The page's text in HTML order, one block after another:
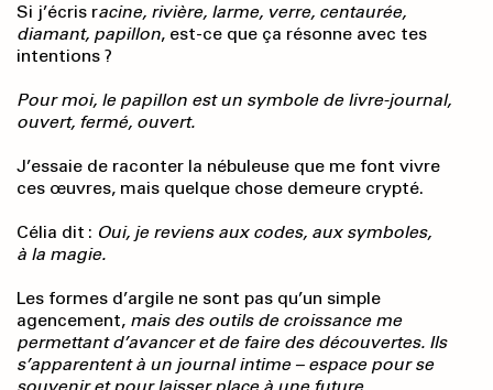
Si j’écris racine, rivière, larme, verre, centaurée,
diamant, papillon, est-ce que ça résonne avec tes
intentions ?
Pour moi, le papillon est un symbole de livre-journal,
ouvert, fermé, ouvert.
J’essaie de raconter la nébuleuse que me font vivre
ces œuvres, mais quelque chose demeure crypté.
Célia dit : Oui, je reviens aux codes, aux symboles,
à la magie.
Les formes d’argile ne sont pas qu’un simple
agencement, mais des outils de croissance me
permettant d’avancer et de faire des découvertes. Ils
s’apparentent à un journal intime – espace pour se